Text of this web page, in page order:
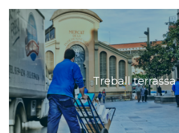
Treball terrassa